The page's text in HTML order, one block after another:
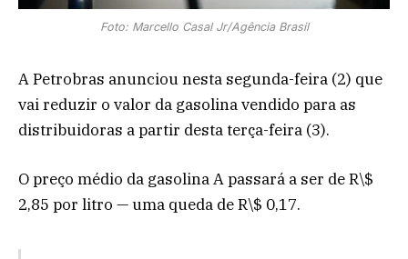
Foto: Marcello Casal Jr/Agência Brasil
A Petrobras anunciou nesta segunda-feira (2) que
vai reduzir o valor da gasolina vendido para as
distribuidoras a partir desta terça-feira (3).
O preço médio da gasolina A passará a ser de R\$
2,85 por litro — uma queda de R\$ 0,17.